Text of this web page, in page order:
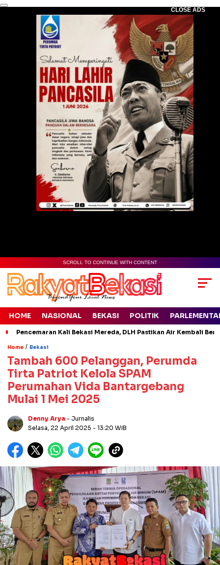
CLOSE ADS
SCROLL TO CONTINUE WITH CONTENT
HOME NASIONAL BEKASI POLITIK
Pencemaran Kali Bekasi Mereda, DLH Pastikan Air Kembali
Home / Bekasi
Tambah 600 Pelanggan, Perumda
Tirta Patriot Kelola SPAM
Perumahan Vida Bantargebang
Mulai 1 Mei 2025
Denny Arya - Jurnalis
Selasa, 22 April 2025 - 13:20 WIB